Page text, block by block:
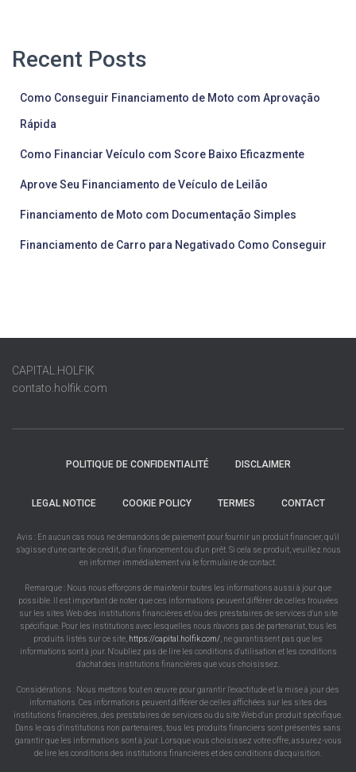
Recent Posts
Como Conseguir Financiamento de Moto com Aprovação
Rápida
Como Financiar Veículo com Score Baixo Eficazmente
Aprove Seu Financiamento de Veículo de Leilão
Financiamento de Moto com Documentação Simples
Financiamento de Carro para Negativado Como Conseguir
CAPITAL.HOLFIK
contato.holfik.com
POLITIQUE DE CONFIDENTIALITÉ DISCLAIMER
LEGAL NOTICE COOKIE POLICY TERMES CONTACT
Avis : En aucun cas nous ne demandons de paiement pour fournir un produit financier, qu'il
s'agisse d'une carte de crédit, d'un financement ou d'un prêt. Si cela se produit, veuillez nous
en informer immédiatement via le formulaire de contact.
Remarque : Nous nous efforçons de maintenir toutes les informations aussi à jour que
possible. Il est important de noter que ces informations peuvent différer de celles trouvées
sur les sites Web des institutions financières et/ou des prestataires de services d'un site
spécifique. Pour les institutions avec lesquelles nous n'avons pas de partenariat, tous les
produits listés sur ce site, https://capital.holfik.com/ , ne garantissent pas que les
informations sont à jour. N'oubliez pas de lire les conditions d'utilisation et les conditions
d'achat des institutions financières que vous choisissez.
Considérations : Nous mettons tout en œuvre pour garantir l'exactitude et la mise à jour des
informations. Ces informations peuvent différer de celles affichées sur les sites des
institutions financières, des prestataires de services ou du site Web d'un produit spécifique.
Dans le cas d'institutions non partenaires, tous les produits financiers sont présentés sans
garantir que les informations sont à jour. Lorsque vous choisissez votre offre, assurez-vous
de lire les conditions des institutions financières et des conditions d'acquisition.